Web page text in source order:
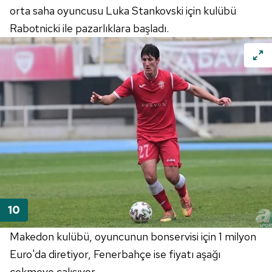
6698 sayılı Kişisel Verilerin Korunması Kanunu uyarınca
hazırlanmış Aydınlatma Metnimizi okumak ve sitemizde
ilgili mevzuata uygun olarak kullanılan çerezlerle ilgili bilgi
almak için lütfen
orta saha oyuncusu Luka Stankovski için kulübü
Rabotnicki ile pazarlıklara başladı.
Makedon kulübü, oyuncunun bonservisi için 1 milyon
Euro'da diretiyor, Fenerbahçe ise fiyatı aşağı